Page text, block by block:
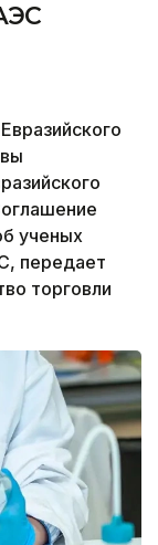
ученых
передает
торговли